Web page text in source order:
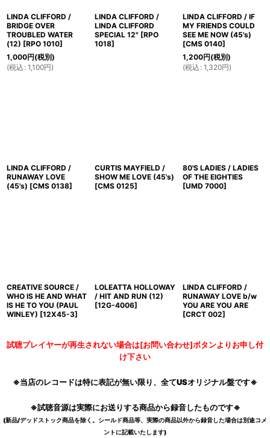
LINDA CLIFFORD /
BRIDGE OVER
TROUBLED WATER
(12) [RPO 1010]
1,000円(税別)
(税込 : 1,100円)
LINDA CLIFFORD /
LINDA CLIFFORD
SPECIAL 12" [RPO
1018]
LINDA CLIFFORD / IF
MY FRIENDS COULD
SEE ME NOW (45's)
[CMS 0140]
1,200円(税別)
(税込 : 1,320円)
LINDA CLIFFORD /
RUNAWAY LOVE
(45's) [CMS 0138]
CURTIS MAYFIELD /
SHOW ME LOVE (45's)
[CMS 0125]
80'S LADIES / LADIES
OF THE EIGHTIES
[UMD 7000]
CREATIVE SOURCE /
WHO IS HE AND WHAT
IS HE TO YOU (PAUL
WINLEY) [12X45-3]
LOLEATTA HOLLOWAY
/ HIT AND RUN (12)
[12G-4006]
LINDA CLIFFORD /
RUNAWAY LOVE b/w
YOU ARE YOU ARE
[CRCT 002]
試聴プレイヤーが再生されない場合は[お問い合わせ]ボタンよりお申し付
け下さい
※当店のレコードは特に表記が無い限り、全てUSオリジナル盤です※
※試聴音源は実際にお送りする商品から録音したものです※
(新品/デッドストック商品を除く。シールド商品等、実際の商品以外から録音した場合は別途コメ
ントに記載いたします)